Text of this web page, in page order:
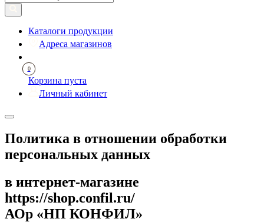
Каталоги продукции
Адреса магазинов
0
Корзина пуста
Личный кабинет
Политика в отношении обработки
персональных данных
в интернет-магазине
https://shop.confil.ru/
АОр «НП КОНФИЛ»